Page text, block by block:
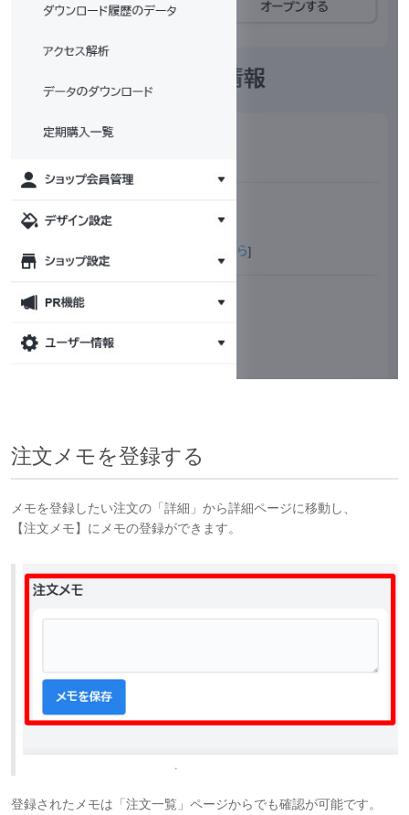
注文メモを登録する
メモを登録したい注文の「詳細」から詳細ページに移動し、
【注文メモ】にメモの登録ができます。
登録されたメモは「注文一覧」ページからでも確認が可能です。